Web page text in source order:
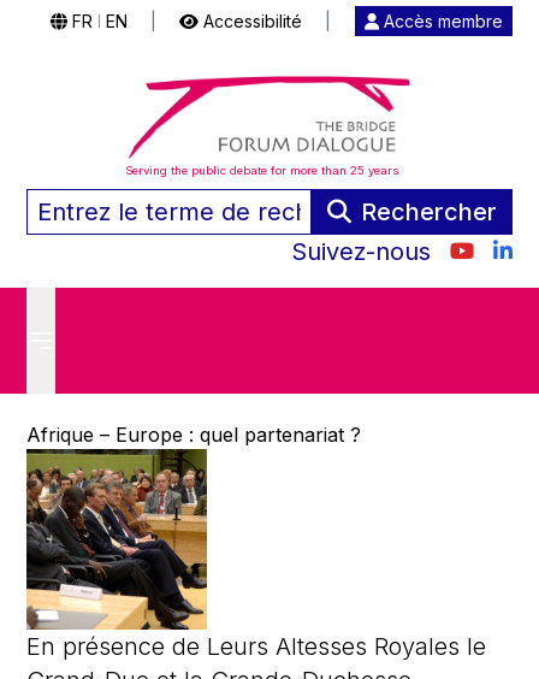
FR EN Accessibilité Accès membre
Serving the public debate for more than 25 years
Rechercher
Suivez-nous
Afrique – Europe : quel partenariat ?
En présence de Leurs Altesses Royales le